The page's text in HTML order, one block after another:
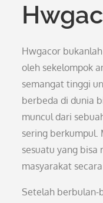
Hwgacor
oleh sekelompok
semangat tinggi
berbeda di dunia
muncul dari
sering berkumpul.
sesuatu yang
masyarakat
Setelah berbulan-